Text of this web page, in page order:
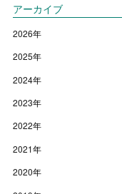
アーカイブ
2026年
2025年
2024年
2023年
2022年
2021年
2020年